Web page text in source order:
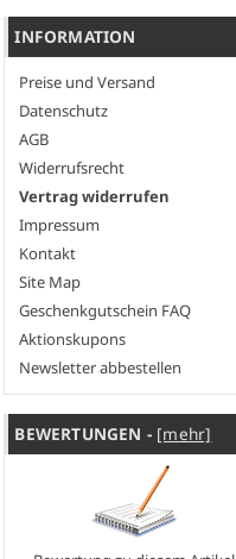
INFORMATION
Preise und Versand
Datenschutz
AGB
Widerrufsrecht
Vertrag widerrufen
Impressum
Kontakt
Site Map
Geschenkgutschein FAQ
Aktionskupons
Newsletter abbestellen
BEWERTUNGEN - [mehr]